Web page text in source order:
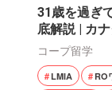
31歳を過ぎ
底解説 | カ
コープ留学
LMIA RO